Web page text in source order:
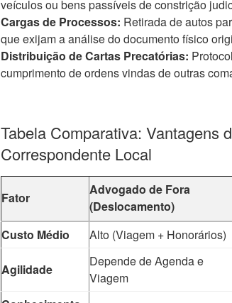
veículos ou bens passíveis de constrição
Cargas de Processos: Retirada de autos
que exijam a análise do documento físico
Distribuição de Cartas Precatórias:
cumprimento de ordens vindas de outras
Tabela Comparativa: Vantagens
Correspondente Local
Fator
Advogado de Fora
(Deslocamento)
Custo Médio
Alto (Viagem + Honorários)
Agilidade
Depende de Agenda e
Viagem